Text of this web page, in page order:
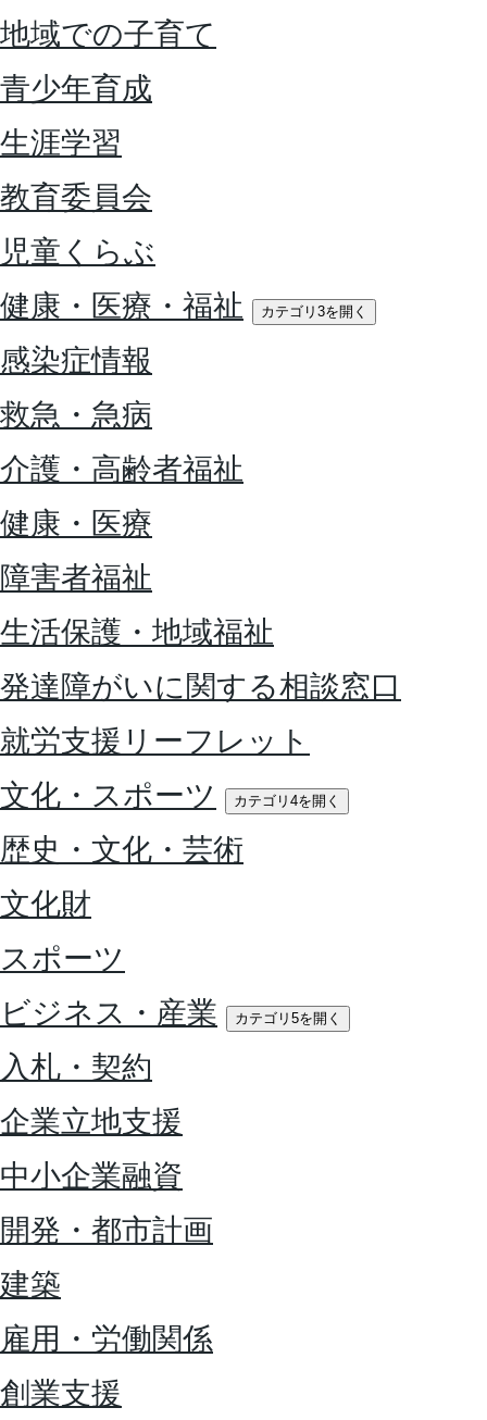
地域での子育て
青少年育成
生涯学習
教育委員会
児童くらぶ
健康・医療・福祉
カテゴリ3を開く
感染症情報
救急・急病
介護・高齢者福祉
健康・医療
障害者福祉
生活保護・地域福祉
発達障がいに関する相談窓口
就労支援リーフレット
文化・スポーツ
カテゴリ4を開く
歴史・文化・芸術
文化財
スポーツ
ビジネス・産業
カテゴリ5を開く
入札・契約
企業立地支援
中小企業融資
開発・都市計画
建築
雇用・労働関係
創業支援